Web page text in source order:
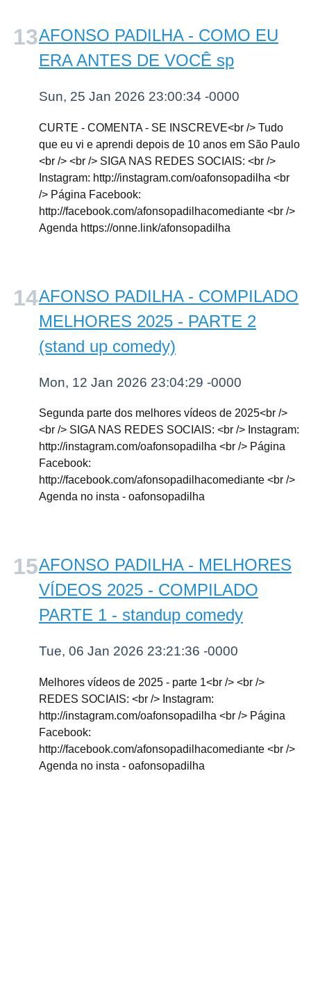
AFONSO PADILHA - COMO EU
ERA ANTES DE VOCÊ sp
Sun, 25 Jan 2026 23:00:34 -0000
CURTE - COMENTA - SE INSCREVE<br /> Tudo
que eu vi e aprendi depois de 10 anos em São Paulo
<br /> <br /> SIGA NAS REDES SOCIAIS: <br />
Instagram: http://instagram.com/oafonsopadilha <br
/> Página Facebook:
http://facebook.com/afonsopadilhacomediante <br />
Agenda https://onne.link/afonsopadilha
AFONSO PADILHA - COMPILADO
MELHORES 2025 - PARTE 2
(stand up comedy)
Mon, 12 Jan 2026 23:04:29 -0000
Segunda parte dos melhores vídeos de 2025<br />
<br /> SIGA NAS REDES SOCIAIS: <br /> Instagram:
http://instagram.com/oafonsopadilha <br /> Página
Facebook:
http://facebook.com/afonsopadilhacomediante <br />
Agenda no insta - oafonsopadilha
AFONSO PADILHA - MELHORES
VÍDEOS 2025 - COMPILADO
PARTE 1 - standup comedy
Tue, 06 Jan 2026 23:21:36 -0000
Melhores vídeos de 2025 - parte 1<br /> <br />
REDES SOCIAIS: <br /> Instagram:
http://instagram.com/oafonsopadilha <br /> Página
Facebook:
http://facebook.com/afonsopadilhacomediante <br />
Agenda no insta - oafonsopadilha